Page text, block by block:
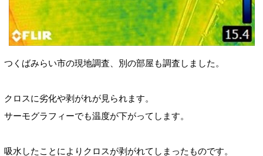
つくばみらい市の現地調査、別の部屋も調査しました。
クロスに劣化や剥がれが見られます。
サーモグラフィーでも温度が下がってします。
吸水したことによりクロスが剥がれてしまったものです。